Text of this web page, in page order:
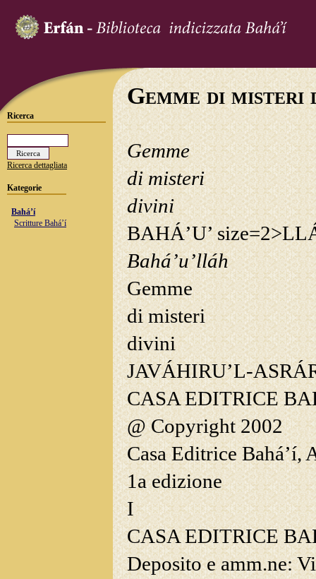
Ricerca
Ricerca dettagliata
Kategorie
Bahá’í
Scritture Bahá’í
Gemme di
Gemme
di misteri
divini
BAHÁ’U’
Bahá’u’lláh
Gemme
di misteri
divini
JAVÁHIRU’L-A
CASAEDITRICE
@ Copyright 2002
Casa Editrice Bahá’í,
1aedizione
I
CASAEDITRICEB
Deposito eamm.ne: